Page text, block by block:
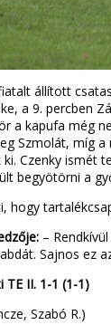
állított
a 9. percben
a kapufa még
Szmolát, míg
Czenky ismét
begyötörni a
hogy
–
Sajnos ez
TE II. 1-1 (1-1)
Szabó R.)